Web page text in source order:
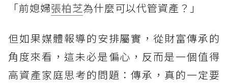
「前媳婦張柏芝為什麼可以代管資產？」
但如果媒體報導的安排屬實，從財富傳承的
角度來看，這未必是偏心，反而是一個值得
高資產家庭思考的問題：傳承，真的一定要